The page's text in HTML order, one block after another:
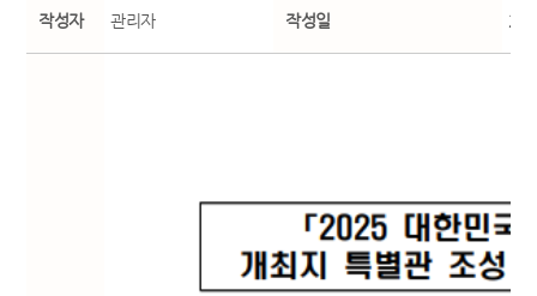
작성자 관리자 작성일 25-